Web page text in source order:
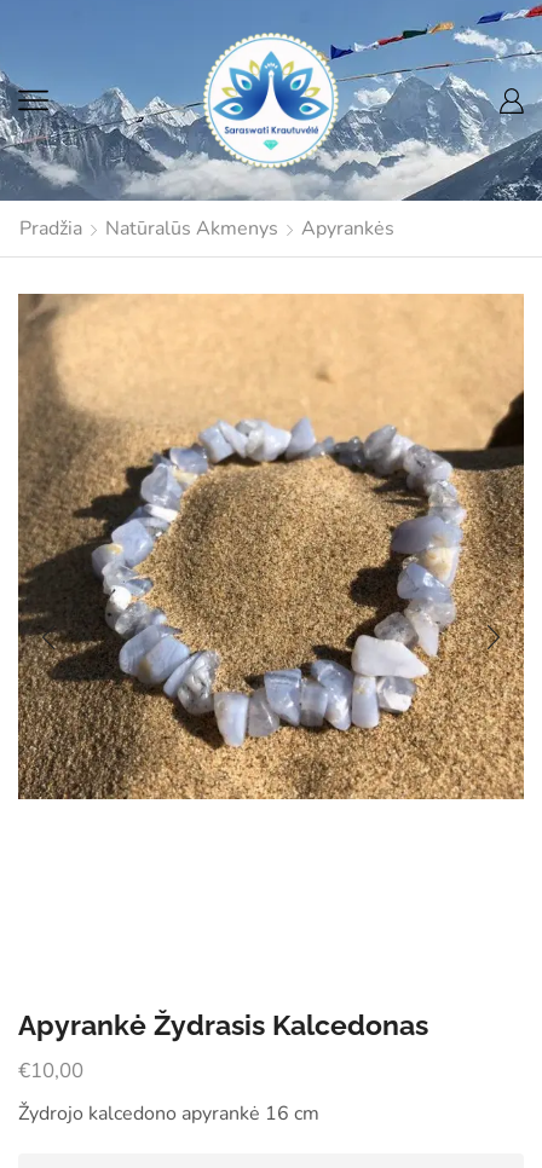
Pradžia Natūralūs Akmenys Apyrankės
Apyrankė Žydrasis Kalcedonas
€10,00
Žydrojo kalcedono apyrankė 16 cm